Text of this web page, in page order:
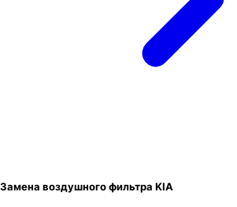
Замена воздушного фильтра KIA